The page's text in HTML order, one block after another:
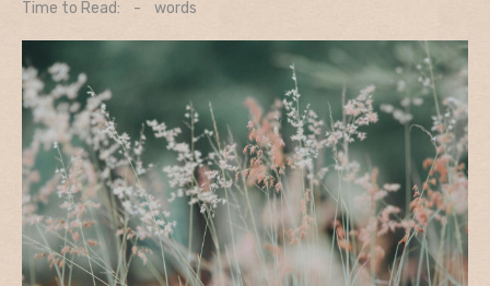
Time to Read:
- words